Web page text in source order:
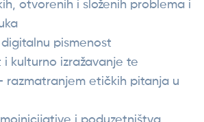
otvorenih i složenih problema i
pismenost
i kulturno izražavanje te
etičkih pitanja u